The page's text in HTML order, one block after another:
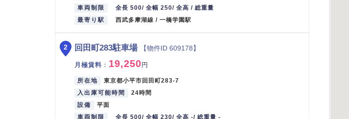
車両制限
全長 500/ 全幅 250/ 全高 / 総重量
最寄り駅
西武多摩湖線 / 一橋学園駅
回田町283駐車場 【物件ID 609178】
月極賃料 ： 19,250 円
所在地
東京都小平市回田町283-7
入出庫可能時間
24時間
設備
平面
車両制限
全長 500/ 全幅 230/ 全高 -/ 総重量 -
2